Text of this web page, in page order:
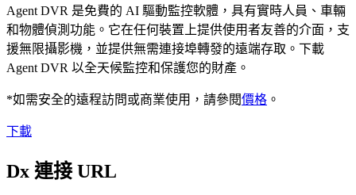
Agent DVR 是免費的 AI 驅動監控軟體，具有實時人員、車輛
和物體偵測功能。它在任何裝置上提供使用者友善的介面，支
援無限攝影機，並提供無需連接埠轉發的遠端存取。下載
Agent DVR 以全天候監控和保護您的財產。
*如需安全的遠程訪問或商業使用，請參閱價格 。
下載
Dx 連接 URL